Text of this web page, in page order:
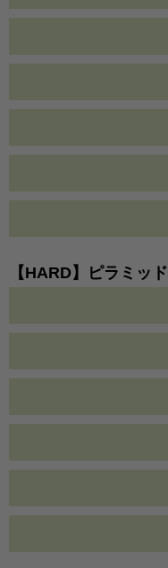
【HARD】ピラミッド